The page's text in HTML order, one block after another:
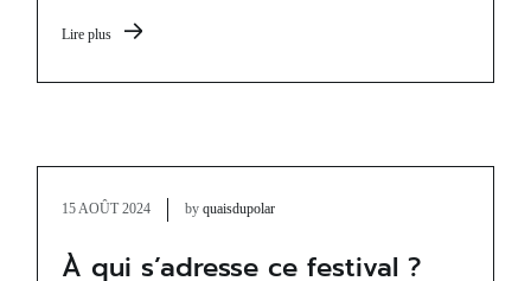
Lire plus
15 AOÛT 2024 byquaisdupolar
À qui s’adresse ce festival ?